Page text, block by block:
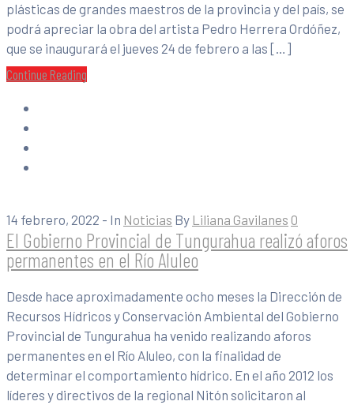
plásticas de grandes maestros de la provincia y del país, se
podrá apreciar la obra del artista Pedro Herrera Ordóñez,
que se inaugurará el jueves 24 de febrero a las […]
Continue Reading
14 febrero, 2022 - In Noticias By Liliana Gavilanes 0
El Gobierno Provincial de Tungurahua realizó aforos
permanentes en el Río Aluleo
Desde hace aproximadamente ocho meses la Dirección de
Recursos Hídricos y Conservación Ambiental del Gobierno
Provincial de Tungurahua ha venido realizando aforos
permanentes en el Río Aluleo, con la finalidad de
determinar el comportamiento hídrico. En el año 2012 los
líderes y directivos de la regional Nitón solicitaron al